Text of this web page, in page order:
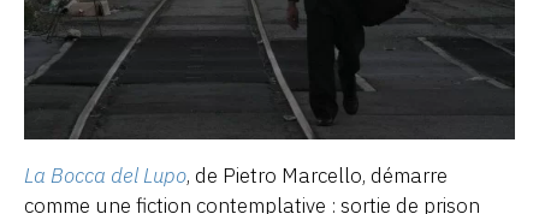
La Bocca del Lupo, de Pietro Marcello, démarre
comme une fiction contemplative : sortie de prison